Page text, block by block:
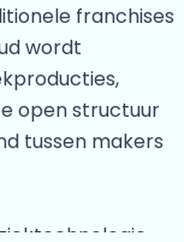
franchises
wordt
open structuur
tussen makers